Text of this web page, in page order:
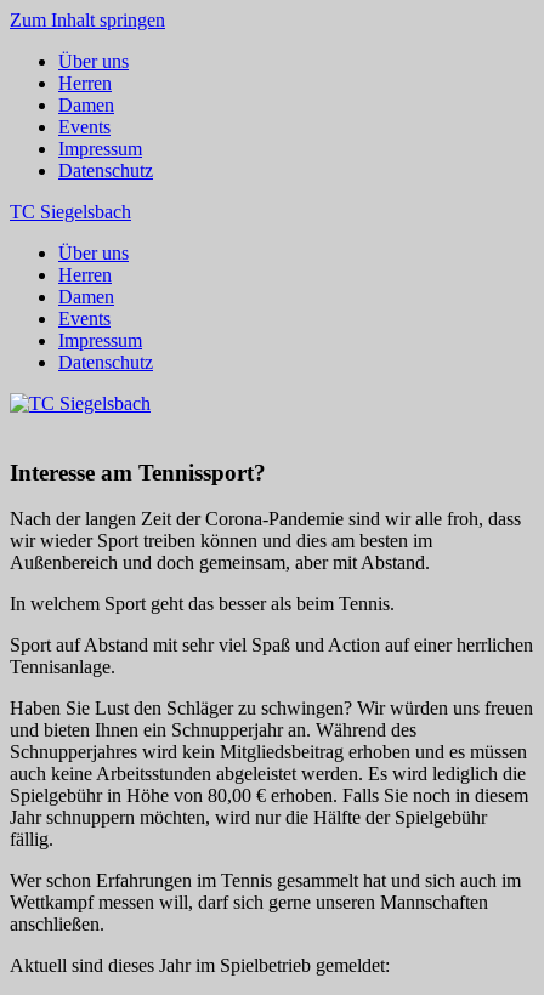
Zum Inhalt springen
Über uns
Herren
Damen
Events
Impressum
Datenschutz
TC Siegelsbach
Über uns
Herren
Damen
Events
Impressum
Datenschutz
Interesse am Tennissport?
Nach der langen Zeit der Corona-Pandemie sind wir alle froh, dass
wir wieder Sport treiben können und dies am besten im
Außenbereich und doch gemeinsam, aber mit Abstand.
In welchem Sport geht das besser als beim Tennis.
Sport auf Abstand mit sehr viel Spaß und Action auf einer herrlichen
Tennisanlage.
Haben Sie Lust den Schläger zu schwingen? Wir würden uns freuen
und bieten Ihnen ein Schnupperjahr an. Während des
Schnupperjahres wird kein Mitgliedsbeitrag erhoben und es müssen
auch keine Arbeitsstunden abgeleistet werden. Es wird lediglich die
Spielgebühr in Höhe von 80,00 € erhoben. Falls Sie noch in diesem
Jahr schnuppern möchten, wird nur die Hälfte der Spielgebühr
fällig.
Wer schon Erfahrungen im Tennis gesammelt hat und sich auch im
Wettkampf messen will, darf sich gerne unseren Mannschaften
anschließen.
Aktuell sind dieses Jahr im Spielbetrieb gemeldet: